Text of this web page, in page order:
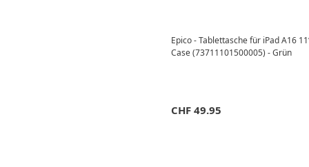
Epico - Tablettasche für iPad A16
Case (73711101500005) - Grün
CHF 49.95